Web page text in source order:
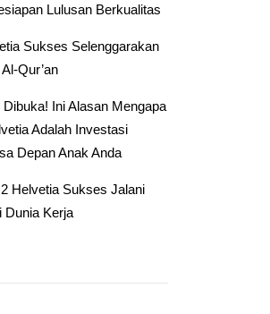
Lulusan Berkualitas
Sukses Selenggarakan
Qur’an
Ini Alasan Mengapa
Adalah Investasi
Depan Anak Anda
Helvetia Sukses Jalani
Dunia Kerja